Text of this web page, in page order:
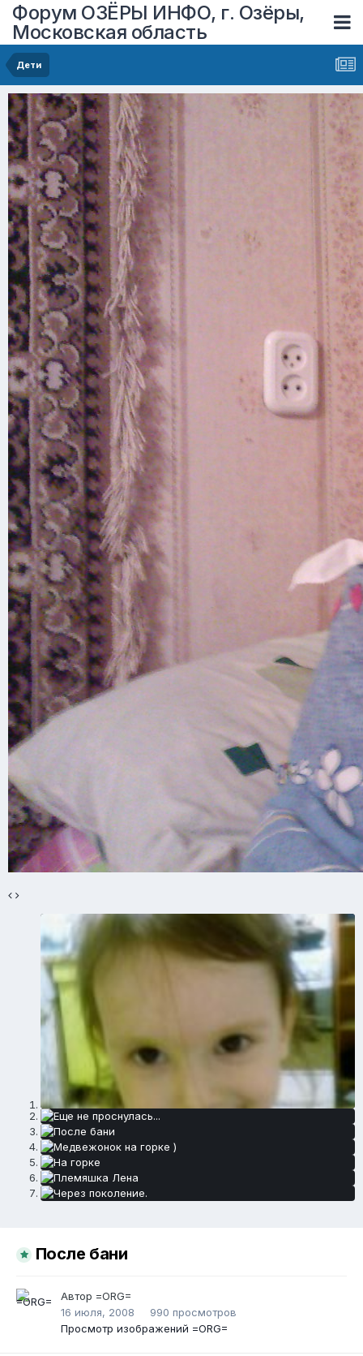
Форум ОЗЁРЫ ИНФО, г. Озёры,
Московская область
Дети
После бани
Автор =ORG=
16 июля, 2008
990 просмотров
Просмотр изображений =ORG=